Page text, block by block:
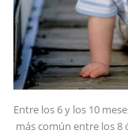
Entre los 6 y los 10
más común entre los 8